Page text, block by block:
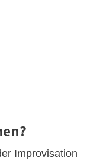
Improvisation